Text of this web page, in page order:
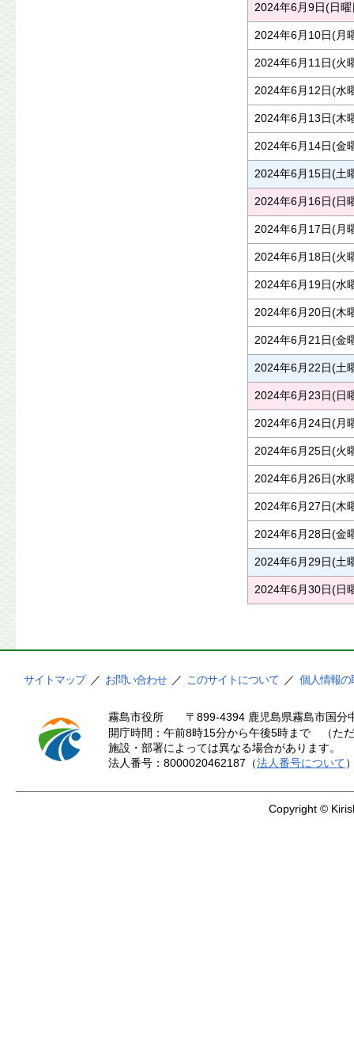
2024年6月9日(日曜
2024年6月10日(月
2024年6月11日(火
2024年6月12日(水
2024年6月13日(木
2024年6月14日(金
2024年6月15日(土
2024年6月16日(日
2024年6月17日(月
2024年6月18日(火
2024年6月19日(水
2024年6月20日(木
2024年6月21日(金
2024年6月22日(土
2024年6月23日(日
2024年6月24日(月
2024年6月25日(火
2024年6月26日(水
2024年6月27日(木
2024年6月28日(金
2024年6月29日(土
2024年6月30日(日
サイトマップ ／ お問い合わせ ／ このサイトについて ／ 個人情報の
霧島市役所
〒899-4394 鹿児島県霧島市国
開庁時間：午前8時15分から午後5時まで （た
施設・部署によっては異なる場合があります。
法人番号：8000020462187（法人番号について
Copyright ©